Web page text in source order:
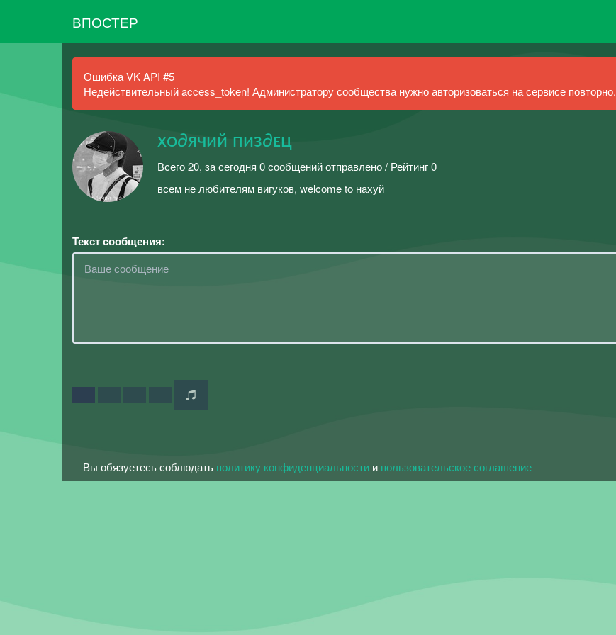
ВПОСТЕР
Ошибка VK API #5
Недействительный access_token! Администратору сообщества нужно авторизоваться на сервисе повторно.
xᴏ∂ячий пиз∂ᴇц
Всего 20, за сегодня 0 сообщений отправлено / Рейтинг 0
всем не любителям вигуков, welcome to нахуй
Текст сообщения:
Вы обязуетесь соблюдать политику конфиденциальности и пользовательское соглашение